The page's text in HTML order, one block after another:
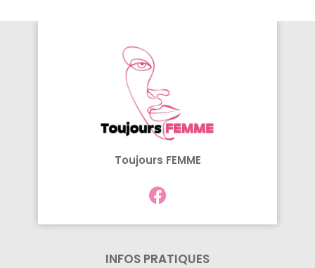
Toujours FEMME
INFOS PRATIQUES